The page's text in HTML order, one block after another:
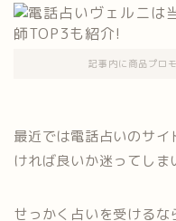
記事内に商品プロ
最近では電話占いのサ
ければ良いか迷ってしま
せっかく占いを受ける